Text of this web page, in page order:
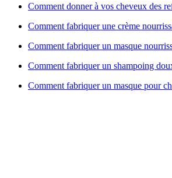
Comment donner à vos cheveux des
Comment fabriquer une crème
Comment fabriquer un masque
Comment fabriquer un shampoing
Comment fabriquer un masque pour